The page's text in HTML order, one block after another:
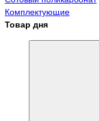
Комплектующие
Товар дня